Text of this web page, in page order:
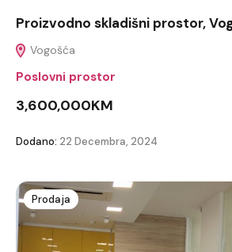
Proizvodno skladišni prostor,
Vogošća
Poslovni prostor
3,600,000KM
Dodano: 22 Decembra, 2024
Prodaja